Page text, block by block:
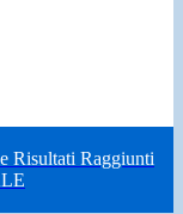
Risultati Raggiunti